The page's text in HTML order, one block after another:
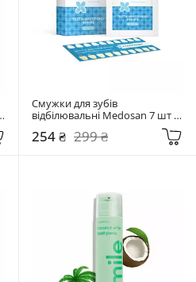
Смужки для зубів
відбілювальні Medosan 7 шт
254 ₴ 299 ₴